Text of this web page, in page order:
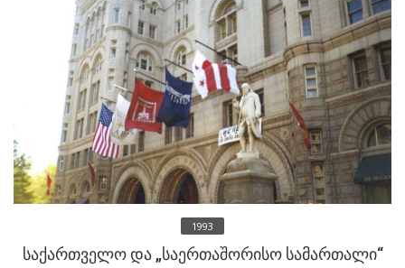
1993
საქართველო და „საერთაშორისო სამართალი“